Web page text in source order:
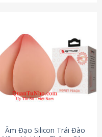
Âm Đạo Silicon Trái Đào